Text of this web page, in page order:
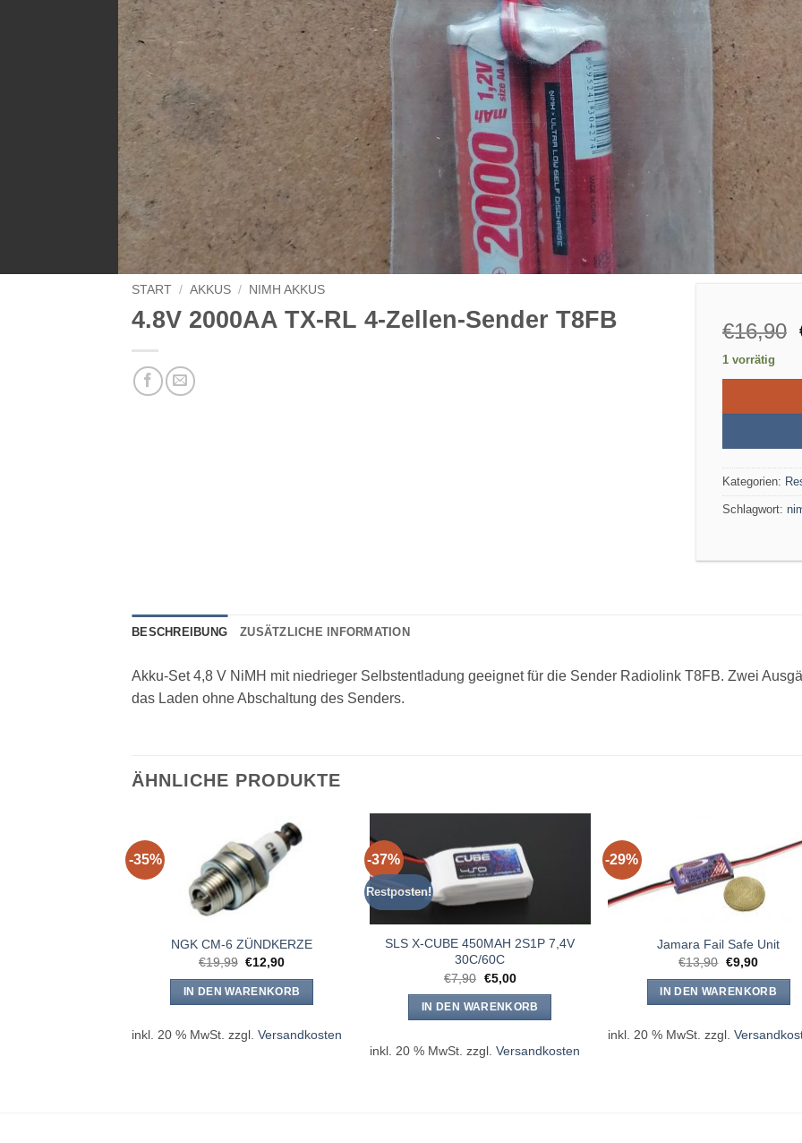
START / AKKUS / NIMH AKKUS
4.8V 2000AA TX-RL 4-Zellen-Sender T8FB €16,90
1 vorrätig
Kategorien:
Schlagwort:
BESCHREIBUNG ZUSÄTZLICHE INFORMATION
Akku-Set 4,8 V NiMH mit niedrieger Selbstentladung geeignet für die Sender Radiolink T8FB. Zwei
das Laden ohne Abschaltung des Senders.
ÄHNLICHE PRODUKTE
-35%
NGK CM-6 ZÜNDKERZE
€19,99 Ursprünglicher
war:
€19,99
€12,90Aktueller
ist:
€12,90.
IN DEN WARENKORB
inkl. 20 % MwSt. zzgl. Versandkosten
-37%
Restposten!
SLS X-CUBE 450MAH 2S1P 7,4V
30C/60C
€7,90 Ursprünglicher
war:
€7,90
€5,00Aktueller
ist:
€5,00.
IN DEN WARENKORB
inkl. 20 % MwSt. zzgl.Versandkosten
-29%
Jamara Fail Safe Unit
€13,90 Ursprünglicher
war:
€13,90
€9,90Aktueller
ist:
€9,90.
IN DEN WARENKORB
inkl. 20 % MwSt. zzgl.